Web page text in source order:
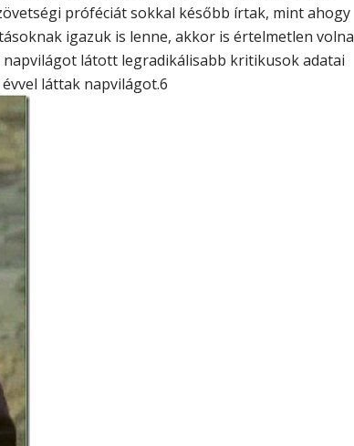
próféciát sokkal később írtak, mint ahogy
igazuk is lenne, akkor is értelmetlen volna
látott legradikálisabb kritikusok adatai
láttak napvilágot.6